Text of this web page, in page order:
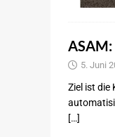
5. Juni
Ziel ist die
[…]